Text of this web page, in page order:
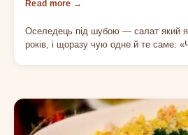
Оселедець під шубою — салат який
років, і щоразу чую одне й те саме: